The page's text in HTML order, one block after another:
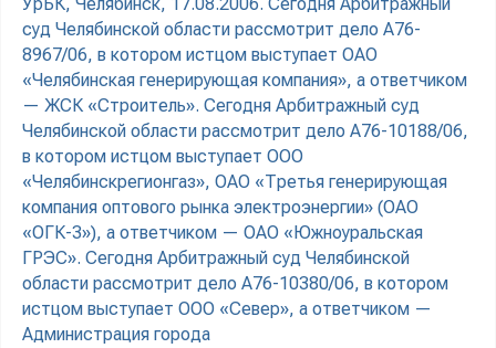
УрБК, Челябинск, 17.08.2006. Сегодня Арбитражный
суд Челябинской области рассмотрит дело А76-
8967/06, в котором истцом выступает ОАО
«Челябинская генерирующая компания», а ответчиком
— ЖСК «Строитель». Сегодня Арбитражный суд
Челябинской области рассмотрит дело А76-10188/06,
в котором истцом выступает ООО
«Челябинскрегионгаз», ОАО «Третья генерирующая
компания оптового рынка электроэнергии» (ОАО
«ОГК-3»), а ответчиком — ОАО «Южноуральская
ГРЭС». Сегодня Арбитражный суд Челябинской
области рассмотрит дело А76-10380/06, в котором
истцом выступает ООО «Север», а ответчиком —
Администрация города